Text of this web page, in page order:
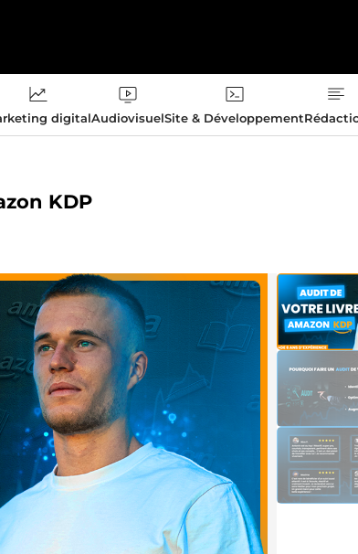
digitalAudiovisuelSite & Développement
KDP